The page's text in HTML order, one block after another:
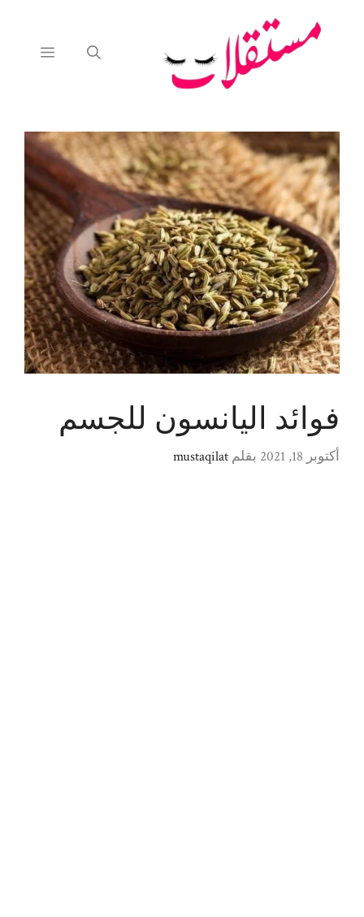
القائمة
فوائد اليانسون للجسم
أكتوبر 18, 2021 بقلم mustaqilat